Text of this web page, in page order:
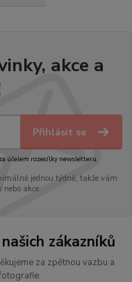
akce a
Přihlásit se
účelem rozesílky newsletteru.
jednou týdně, takže vám
akce.
zákazníků
za zpětnou vazbu a